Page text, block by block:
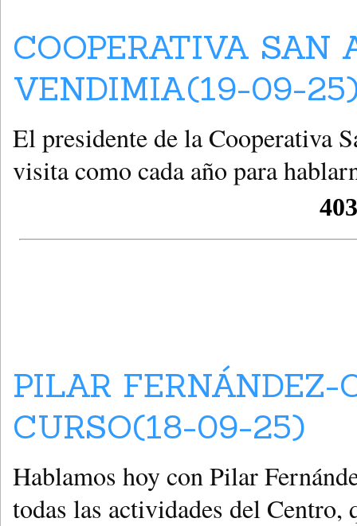
COOPERATIVA SAN
VENDIMIA(19-09-
El presidente de la Cooperativa
visita como cada año para
PILAR
CURSO(18-09-25)
Hablamos hoy con Pilar
todas las actividades del Centro,